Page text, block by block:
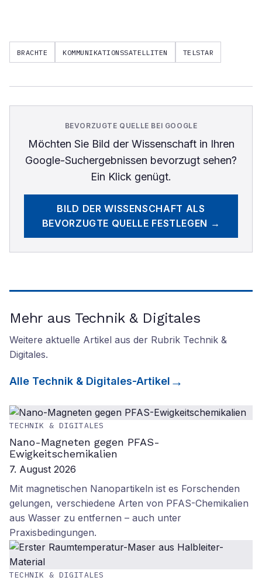
BRACHTE KOMMUNIKATIONSSATELLITEN TELSTAR
BEVORZUGTE QUELLE BEI GOOGLE
Möchten Sie Bild der Wissenschaftin Ihren
Google-Suchergebnissen bevorzugt sehen?
Ein Klick genügt.
BILD DER WISSENSCHAFT ALS
BEVORZUGTE QUELLE FESTLEGEN →
Mehr aus Technik & Digitales
Weitere aktuelle Artikel aus der Rubrik Technik &
Digitales.
Alle Technik & Digitales-Artikel
TECHNIK & DIGITALES
Nano-Magneten gegen PFAS-
Ewigkeitschemikalien
7. August 2026
Mit magnetischen Nanopartikeln ist es Forschenden
gelungen, verschiedene Arten von PFAS-Chemikalien
aus Wasser zu entfernen – auch unter
Praxisbedingungen.
TECHNIK & DIGITALES